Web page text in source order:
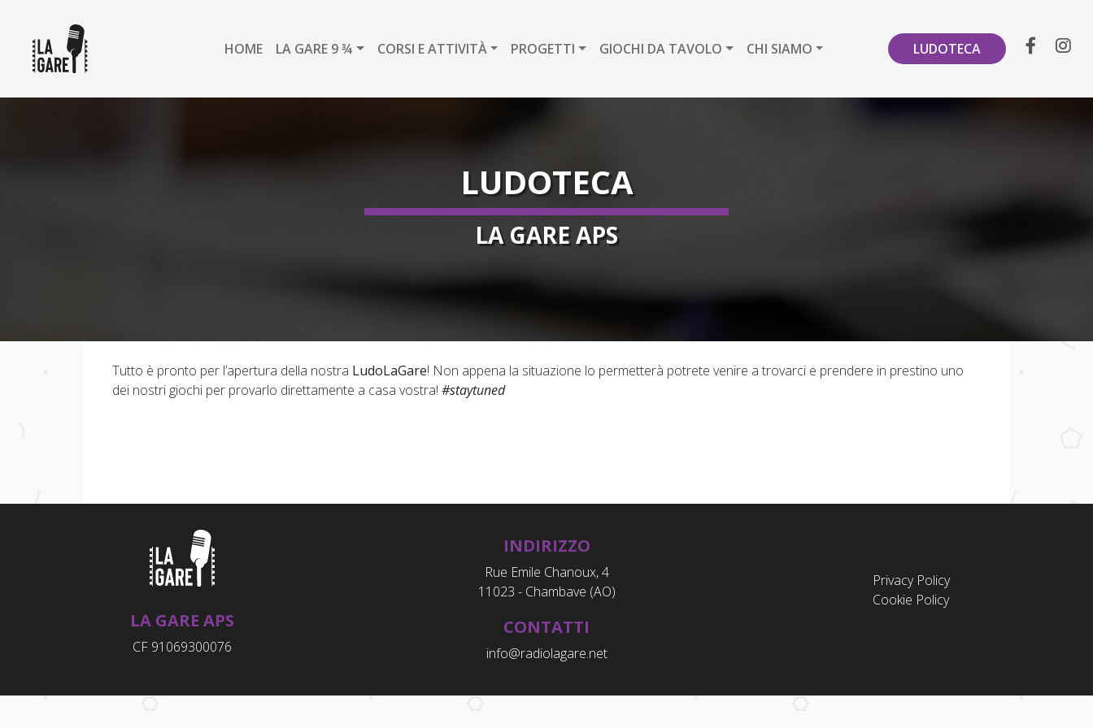
HOME LA GARE 9 ¾ CORSI E ATTIVITÀ PROGETTI GIOCHI DA TAVOLO CHI SIAMO LUDOTECA
LUDOTECA
LA GARE APS
Tutto è pronto per l’apertura della nostra LudoLaGare! Non appena la situazione lo permetterà potrete venire a trovarci e prendere in prestino uno
dei nostri giochi per provarlo direttamente a casa vostra! #staytuned
LA GARE APS
CF 91069300076
INDIRIZZO
Rue Emile Chanoux, 4
11023 - Chambave (AO)
CONTATTI
info@radiolagare.net
Privacy Policy
Cookie Policy